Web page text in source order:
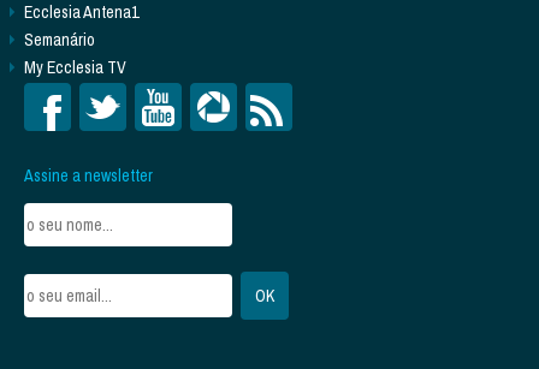
Ecclesia Antena1
Semanário
My Ecclesia TV
Assine a newsletter